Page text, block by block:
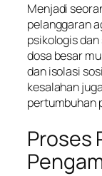
Menjadi
pelanggaran
psikologis
dosa besar
dan isolasi
kesalahan
pertumbuhan
Proses